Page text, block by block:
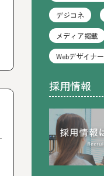
デジコネ
メディア掲載
Webデザイナー
採用情報